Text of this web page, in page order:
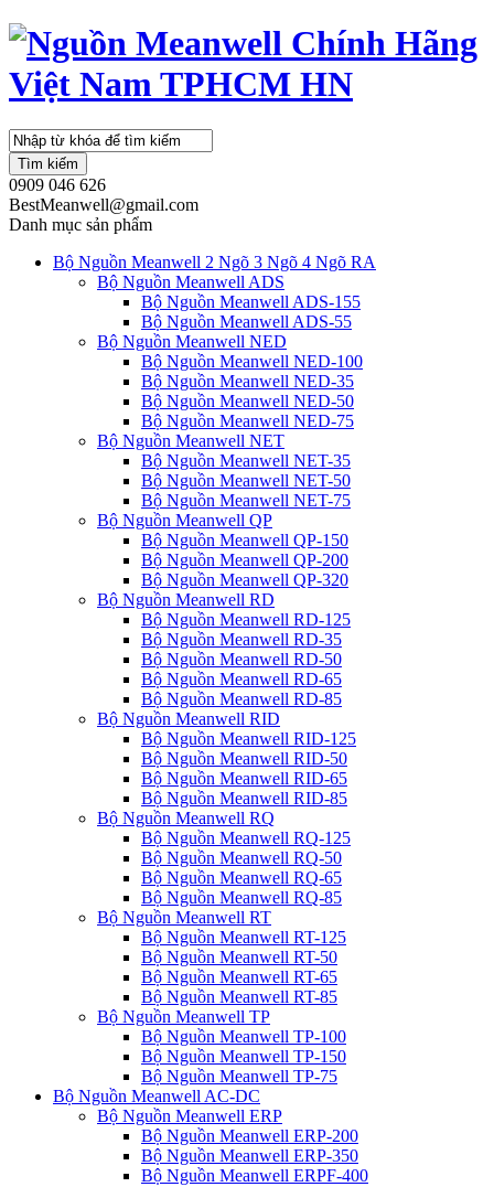
Tìm kiếm
0909 046 626
BestMeanwell@gmail.com
Danh mục sản phẩm
Bộ Nguồn Meanwell 2 Ngõ 3 Ngõ 4 Ngõ RA
Bộ Nguồn Meanwell ADS
Bộ Nguồn Meanwell ADS-155
Bộ Nguồn Meanwell ADS-55
Bộ Nguồn Meanwell NED
Bộ Nguồn Meanwell NED-100
Bộ Nguồn Meanwell NED-35
Bộ Nguồn Meanwell NED-50
Bộ Nguồn Meanwell NED-75
Bộ Nguồn Meanwell NET
Bộ Nguồn Meanwell NET-35
Bộ Nguồn Meanwell NET-50
Bộ Nguồn Meanwell NET-75
Bộ Nguồn Meanwell QP
Bộ Nguồn Meanwell QP-150
Bộ Nguồn Meanwell QP-200
Bộ Nguồn Meanwell QP-320
Bộ Nguồn Meanwell RD
Bộ Nguồn Meanwell RD-125
Bộ Nguồn Meanwell RD-35
Bộ Nguồn Meanwell RD-50
Bộ Nguồn Meanwell RD-65
Bộ Nguồn Meanwell RD-85
Bộ Nguồn Meanwell RID
Bộ Nguồn Meanwell RID-125
Bộ Nguồn Meanwell RID-50
Bộ Nguồn Meanwell RID-65
Bộ Nguồn Meanwell RID-85
Bộ Nguồn Meanwell RQ
Bộ Nguồn Meanwell RQ-125
Bộ Nguồn Meanwell RQ-50
Bộ Nguồn Meanwell RQ-65
Bộ Nguồn Meanwell RQ-85
Bộ Nguồn Meanwell RT
Bộ Nguồn Meanwell RT-125
Bộ Nguồn Meanwell RT-50
Bộ Nguồn Meanwell RT-65
Bộ Nguồn Meanwell RT-85
Bộ Nguồn Meanwell TP
Bộ Nguồn Meanwell TP-100
Bộ Nguồn Meanwell TP-150
Bộ Nguồn Meanwell TP-75
Bộ Nguồn Meanwell AC-DC
Bộ Nguồn Meanwell ERP
Bộ Nguồn Meanwell ERP-200
Bộ Nguồn Meanwell ERP-350
Bộ Nguồn Meanwell ERPF-400